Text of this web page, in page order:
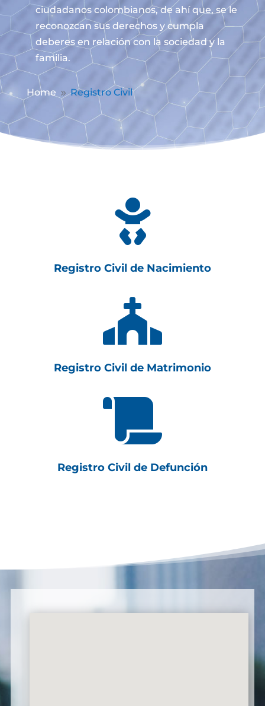
ciudadanos colombianos, de ahí que, se le
reconozcan sus derechos y cumpla
deberes en relación con la sociedad y la
familia.
Home 9 Registro Civil

Registro Civil de Nacimiento

Registro Civil de Matrimonio

Registro Civil de Defunción